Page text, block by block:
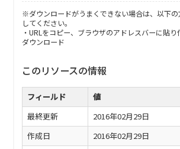
※ダウンロードがうまくできない場合は、以下
してください。
・URLをコピー、ブラウザのアドレスバーに貼
ダウンロード
このリソースの情報
フィールド
値
最終更新
2016年02月29日
作成日
2016年02月29日